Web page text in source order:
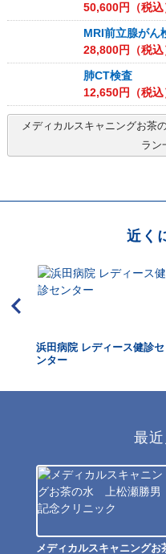
50,600円（税込
MRI前立腺がん
28,800円（税込
肺CT検査
12,650円（税込
メディカルスキャニングお茶
ラン
近く
浜田病院 レディース健診セ
ンター
最
メディカルスキャニングお